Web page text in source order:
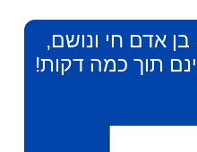
אדם חי ונושם,
תוך כמה דקות!